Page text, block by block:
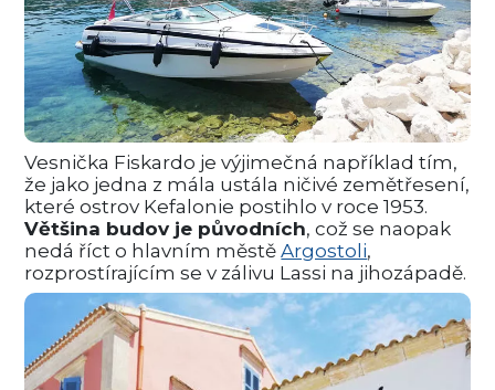
Vesnička Fiskardo je výjimečná například tím,
že jako jedna z mála ustála ničivé zemětřesení,
které ostrov Kefalonie postihlo v roce 1953.
Většina budov je původních, což se naopak
nedá říct o hlavním městěArgostoli,
rozprostírajícím se v zálivu Lassi na jihozápadě.